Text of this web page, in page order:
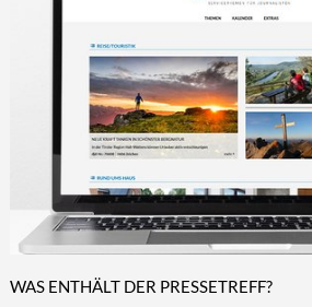
WAS ENTHÄLT DER PRESSETREFF?